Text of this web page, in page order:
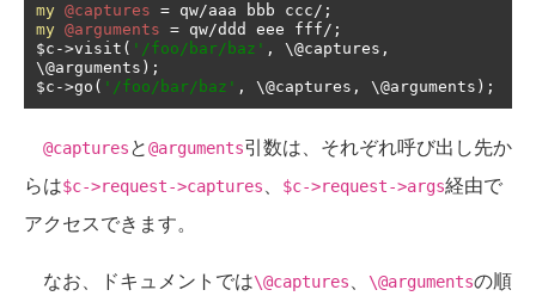
my @captures = qw/aaa bbb ccc/;
my @arguments = qw/ddd eee fff/;
$c ->visit ( '/foo/bar/baz' , \@captures ,
\@arguments );
$c ->go ( '/foo/bar/baz' , \@captures , \@arguments );
@capturesと@arguments引数は、それぞれ呼び出し先か
らは$c->request->captures、 $c->request->args経由で
アクセスできます。
なお、ドキュメントでは\@captures、 \@argumentsの順